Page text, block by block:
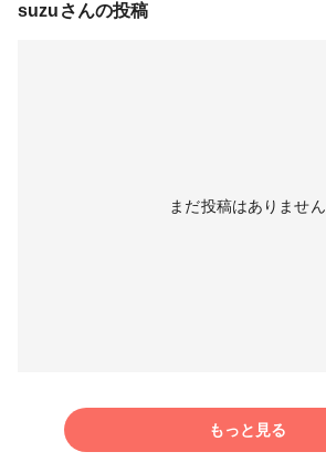
suzu さんの投稿
まだ投稿はありません
もっと見る